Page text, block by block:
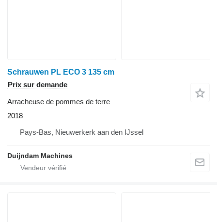
Schrauwen PL ECO 3 135 cm
Prix sur demande
Arracheuse de pommes de terre
2018
Pays-Bas, Nieuwerkerk aan den IJssel
Duijndam Machines